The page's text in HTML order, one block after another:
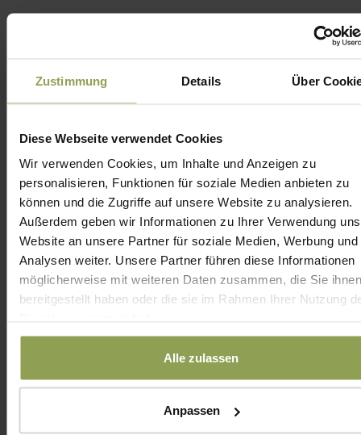
Zustimmung Details Über
Diese Webseite verwendet Cookies
Wir verwenden Cookies, um Inhalte und Anzeigen zu
personalisieren, Funktionen für soziale Medien anbieten zu
können und die Zugriffe auf unsere Website zu analysieren.
Außerdem geben wir Informationen zu Ihrer Verwendung
Website an unsere Partner für soziale Medien, Werbung und
Analysen weiter. Unsere Partner führen diese Informationen
möglicherweise mit weiteren Daten zusammen, die Sie ihnen
bereitgestellt haben oder die sie im Rahmen Ihrer Nutzung
Alle zulassen
Anpassen
Senden Sie uns eine Nachricht
E-Mail Adresse*
Interesse für: